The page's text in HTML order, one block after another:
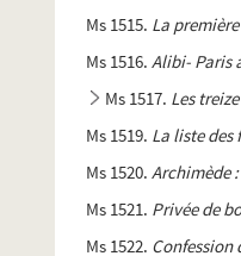
Ms 1515. La première
Ms 1516. Alibi- Paris
Ms 1517. Les
Ms 1519. La liste des
Ms 1520. Archimède :
Ms 1521. Privée de
Ms 1522. Confession